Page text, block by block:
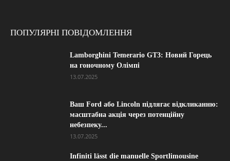
ПОПУЛЯРНІ ПОВІДОМЛЕННЯ
Lamborghini Temerario GT3: Новий Горець
на гоночному Олімпі
13.07.2025
Ваш Ford або Lincoln підлягає відкликанню:
масштабна акція через потенційну
небезпеку...
13.07.2025
Infiniti lässt die manuelle Sportlimousine